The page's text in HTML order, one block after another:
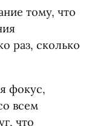
тому, что
раз, сколько
фокус,
всем
что